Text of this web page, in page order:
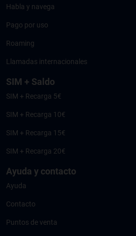
Habla y navega
Pago por uso
Roaming
Llamadas internacionales
SIM + Saldo
SIM + Recarga 5€
SIM + Recarga 10€
SIM + Recarga 15€
SIM + Recarga 20€
Ayuda y contacto
Ayuda
Contacto
Puntos de venta